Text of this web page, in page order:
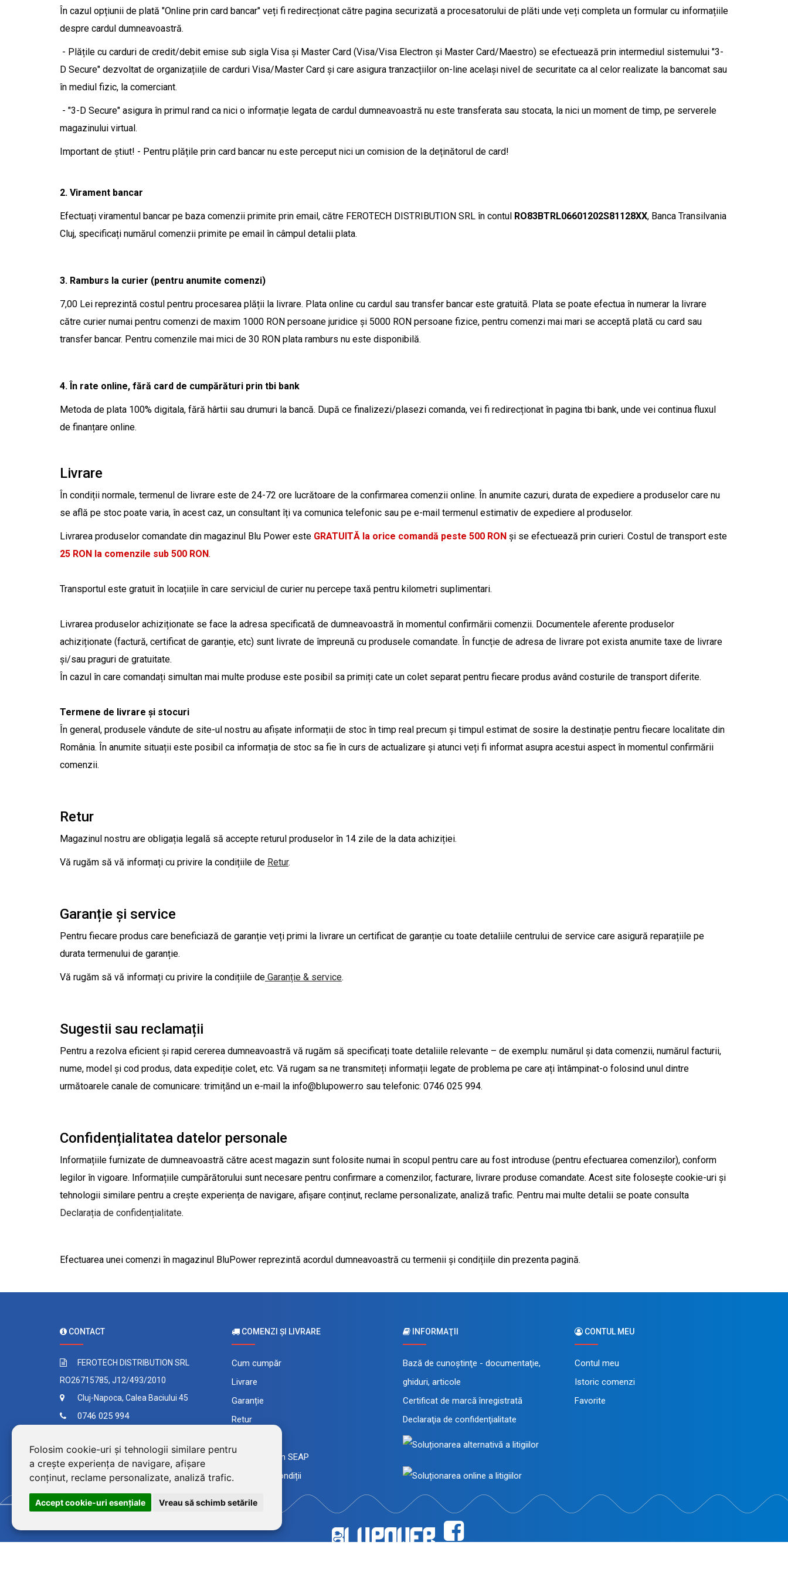
Folosim cookie-uri și tehnologii similare pentru
a crește experiența de navigare, afișare
conținut, reclame personalizate, analiză trafic.
Accept cookie-uri esenţiale Vreau să schimb setările
În cazul opțiunii de plată "Online prin card bancar" veți fi redirecționat către pagina securizată a procesatorului de plăti unde veți completa un formular cu informațiile
despre cardul dumneavoastră.
- Plățile cu carduri de credit/debit emise sub sigla Visa și Master Card (Visa/Visa Electron și Master Card/Maestro) se efectuează prin intermediul sistemului "3-
D Secure" dezvoltat de organizațiile de carduri Visa/Master Card și care asigura tranzacțiilor on-line același nivel de securitate ca al celor realizate la bancomat sau
în mediul fizic, la comerciant.
- "3-D Secure" asigura în primul rand ca nici o informație legata de cardul dumneavoastră nu este transferata sau stocata, la nici un moment de timp, pe serverele
magazinului virtual.
Important de știut! - Pentru plățile prin card bancar nu este perceput nici un comision de la deținătorul de card!
2. Virament bancar
Efectuați viramentul bancar pe baza comenzii primite prin email, către FEROTECH DISTRIBUTION SRL în contul RO83BTRL06601202S81128XX, Banca Transilvania
Cluj, specificați numărul comenzii primite pe email în câmpul detalii plata.
3. Ramburs la curier (pentru anumite comenzi)
7,00 Lei reprezintă costul pentru procesarea plății la livrare. Plata online cu cardul sau transfer bancar este gratuită. Plata se poate efectua în numerar la livrare
către curier numai pentru comenzi de maxim 1000 RON persoane juridice și 5000 RON persoane fizice, pentru comenzi mai mari se acceptă plată cu card sau
transfer bancar. Pentru comenzile mai mici de 30 RON plata ramburs nu este disponibilă.
4. În rate online, fără card de cumpărături prin tbi bank
Metoda de plata 100% digitala, fără hârtii sau drumuri la bancă. După ce finalizezi/plasezi comanda, vei fi redirecționat în pagina tbi bank, unde vei continua fluxul
de finanțare online.
Livrare
În condiții normale, termenul de livrare este de 24-72 ore lucrătoare de la confirmarea comenzii online. În anumite cazuri, durata de expediere a produselor care nu
se află pe stoc poate varia, în acest caz, un consultant îți va comunica telefonic sau pe e-mail termenul estimativ de expediere al produselor.
Livrarea produselor comandate din magazinul Blu Power este GRATUITĂ la orice comandă peste 500 RON și se efectuează prin curieri. Costul de transport este
25 RON la comenzile sub 500 RON.
Transportul este gratuit în locațiile în care serviciul de curier nu percepe taxă pentru kilometri suplimentari.
Livrarea produselor achiziționate se face la adresa specificată de dumneavoastră în momentul confirmării comenzii. Documentele aferente produselor
achiziționate (factură, certificat de garanție, etc) sunt livrate de împreună cu produsele comandate. În funcție de adresa de livrare pot exista anumite taxe de livrare
și/sau praguri de gratuitate.
În cazul în care comandați simultan mai multe produse este posibil sa primiți cate un colet separat pentru fiecare produs având costurile de transport diferite.
Termene de livrare și stocuri
În general, produsele vândute de site-ul nostru au afișate informații de stoc în timp real precum și timpul estimat de sosire la destinație pentru fiecare localitate din
România. În anumite situații este posibil ca informația de stoc sa fie în curs de actualizare și atunci veți fi informat asupra acestui aspect în momentul confirmării
comenzii.
Retur
Magazinul nostru are obligația legală să accepte returul produselor în 14 zile de la data achiziției.
Vă rugăm să vă informați cu privire la condițiile de Retur.
Garanție și service
Pentru fiecare produs care beneficiază de garanție veți primi la livrare un certificat de garanție cu toate detaliile centrului de service care asigură reparațiile pe
durata termenului de garanție.
Vă rugăm să vă informați cu privire la condițiile de Garanție & service.
Sugestii sau reclamații
Pentru a rezolva eficient și rapid cererea dumneavoastră vă rugăm să specificați toate detaliile relevante – de exemplu: numărul și data comenzii, numărul facturii,
nume, model și cod produs, data expediție colet, etc. Vă rugam sa ne transmiteți informații legate de problema pe care ați întâmpinat-o folosind unul dintre
următoarele canale de comunicare: trimițănd un e-mail la info@blupower.ro sau telefonic: 0746 025 994.
Confidențialitatea datelor personale
Informațiile furnizate de dumneavoastră către acest magazin sunt folosite numai în scopul pentru care au fost introduse (pentru efectuarea comenzilor), conform
legilor în vigoare. Informațiile cumpărătorului sunt necesare pentru confirmare a comenzilor, facturare, livrare produse comandate. Acest site folosește cookie-uri și
tehnologii similare pentru a crește experiența de navigare, afișare conținut, reclame personalizate, analiză trafic. Pentru mai multe detalii se poate consulta
Declarația de confidențialitate.
Efectuarea unei comenzi în magazinul BluPower reprezintă acordul dumneavoastră cu termenii și condițiile din prezenta pagină.
CONTACT
FEROTECH DISTRIBUTION SRL
RO26715785, J12/493/2010
Cluj-Napoca, Calea Baciului 45
0746 025 994
COMENZI ŞI LIVRARE
Cum cumpăr
Livrare
Garanție
Retur
Comanda prin SEAP
Termeni și condiții
INFORMAŢII
Bază de cunoştinţe - documentaţie,
ghiduri, articole
Certificat de marcă înregistrată
Declaraţia de confidenţialitate
CONTUL MEU
Contul meu
Istoric comenzi
Favorite